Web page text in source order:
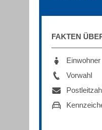
FAKTEN
Einwohner
Vorwahl